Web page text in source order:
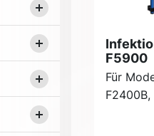
F5900
Für
F2400B,